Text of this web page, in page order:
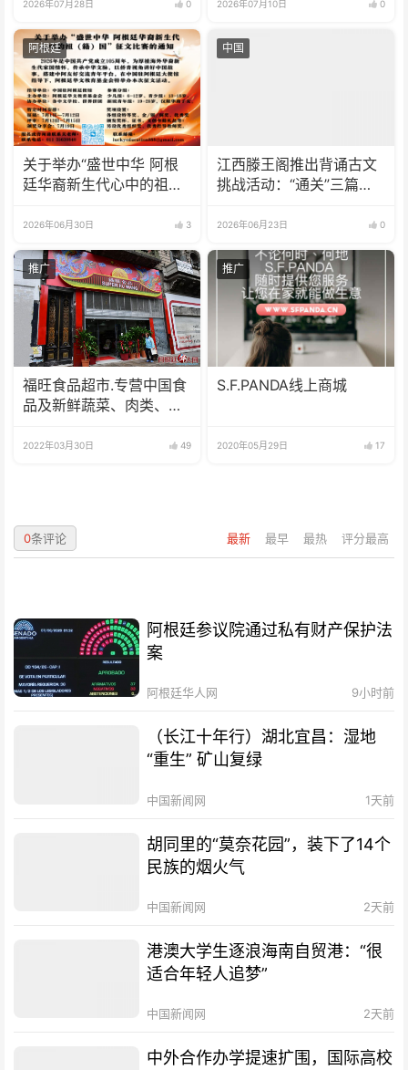
2026年07月28日 0 2026年07月10日 0
阿根廷
关于举办“盛世中华 阿根
廷华裔新生代心中的祖
2026年06月30日 3
中国
江西滕王阁推出背诵古文
挑战活动：“通关”三篇经
2026年06月23日 0
推广
福旺食品超市.专营中国食
品及新鲜蔬菜、肉类、
2022年03月30日 49
推广
S.F.PANDA线上商城
2020年05月29日 17
最新 最早 最热 评分最高
0条评论
阿根廷参议院通过私有财产保护法
案
阿根廷华人网 9小时前
（长江十年行）湖北宜昌：湿地
“重生” 矿山复绿
中国新闻网 1天前
胡同里的“莫奈花园”，装下了14个
民族的烟火气
中国新闻网 2天前
港澳大学生逐浪海南自贸港：“很
适合年轻人追梦”
中国新闻网 2天前
中外合作办学提速扩围，国际高校